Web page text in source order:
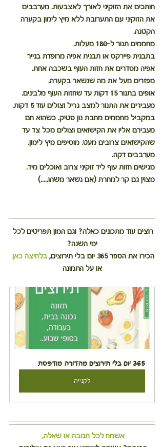
חותכים את הזוקיני לאורך לאצבעות. מערבבים
את הזוקיני עם התערובת ללא מיץ לימון בקערה
הקטנה.
מחממים תנור ל-180 מעלות.
בתבנית פיירקס או תבנית אפיה מרופדת בנייר
אפיה מסדרים את חזות העוף בשכבה אחת.
מפזרים מעל את מה שנשאר בקערה.
אופים בתנור 15 דקות עד שחזות העוף מלבינים.
מעבירים את התנור למצב גריל וצולים עוד 5 דקות.
במקביל מחממים מחבת נון סטיק. כשהוא חם
מעבירם אליו את הקישואים וצולים מכל צד עד
שהקישואים צרובים מעט. מוסיפים מיץ לימון.
מערבבים דקה.
מגישים חזות עוף ליד זוקיני צרוב ואוכלים מיד.
מצוין גם קר למחרת (אם נשאר משהו.....)
רוצים עוד מתכונים כאלה? וגם המון תפריטים לכל
ימי השנה?
הכירו את הספר 365 יום בלי תירוצים,
בלחיצה כאן
או על התמונה
365 יום בלי תירוצים מהדורה מודפסת
לקנייה
אשמח לכל תגובה או שאלה,